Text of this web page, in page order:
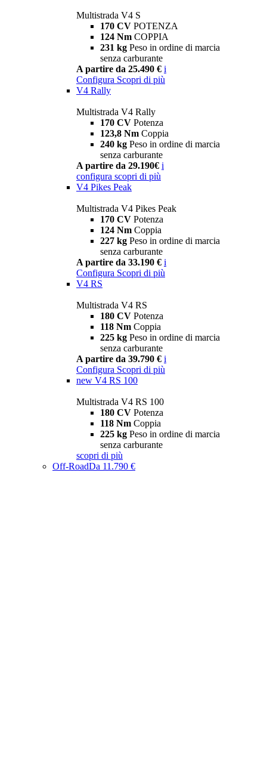
Multistrada V4 S
170 CV POTENZA
124 Nm COPPIA
231 kg Peso in ordine di marcia
senza carburante
A partire da 25.490 € i
Configura Scopri di più
V4 Rally
Multistrada V4 Rally
170 CV Potenza
123,8 Nm Coppia
240 kg Peso in ordine di marcia
senza carburante
A partire da 29.190€ i
configura scopri di più
V4 Pikes Peak
Multistrada V4 Pikes Peak
170 CV Potenza
124 Nm Coppia
227 kg Peso in ordine di marcia
senza carburante
A partire da 33.190 € i
Configura Scopri di più
V4 RS
Multistrada V4 RS
180 CV Potenza
118 Nm Coppia
225 kg Peso in ordine di marcia
senza carburante
A partire da 39.790 € i
Configura Scopri di più
new V4 RS 100
Multistrada V4 RS 100
180 CV Potenza
118 Nm Coppia
225 kg Peso in ordine di marcia
senza carburante
scopri di più
Off-RoadDa 11.790 €